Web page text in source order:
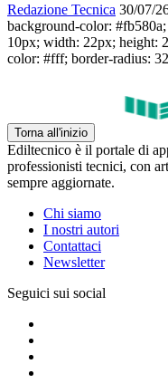
Redazione Tecnica 30/07/
background-color:
10px; width: 22px; height:
color: #fff; border-radius:
Torna all'inizio
Ediltecnico è il portale di
professionisti tecnici, con
sempre aggiornate.
Chi siamo
I nostri autori
Contattaci
Newsletter
Seguici sui social